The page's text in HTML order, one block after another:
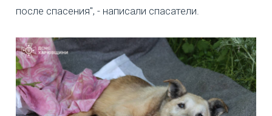
после спасения", - написали спасатели.